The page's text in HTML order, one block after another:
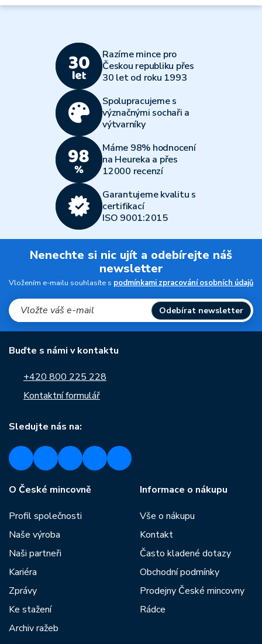
Razíme mince pro
Českou republiku přes
30 let od roku 1993
Spolupracujeme s
význačnými sochaři a
výtvarníky
Máme 98% hodnocení
na Heureka a přes
12000 recenzí
Garantujeme kvalitu s
certifikací
ISO 9001:2015
Nenechte si nic ujít a odebírejte náš
newsletter
Vložením e-mailu souhlasíte s podmínkami zpracování osobních údajů
Odebírat newsletter
Buďte s námi v kontaktu
+420 800 225 228
Kontaktní formulář
Sledujte nás na:
O České mincovně
Profil společnosti
Naše výroba
Naši partneři
Kariéra
Zprávy
Ke stažení
Archiv ražeb
Informace o nákupu
Vše o nákupu
Kontakt
Často kladené dotazy
Obchodní podmínky
Prodejny České mincovny
Rádce